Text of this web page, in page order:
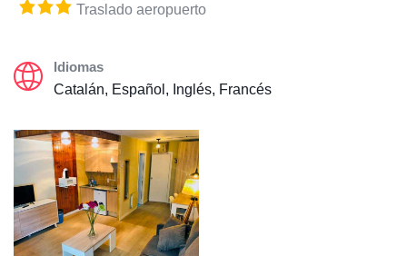
Traslado aeropuerto
Idiomas
Catalán, Español, Inglés, Francés